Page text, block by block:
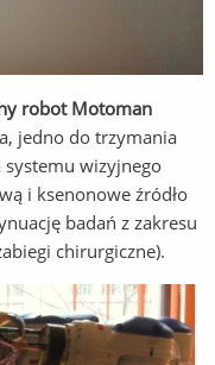
robot Motoman
jedno do trzymania
wizyjnego
i ksenonowe źródło
badań z zakresu
chirurgiczne).